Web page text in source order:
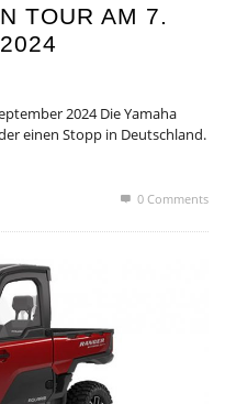
TOUR AM 7.
2024 Die Yamaha
einen Stopp in Deutschland.
0 Comments